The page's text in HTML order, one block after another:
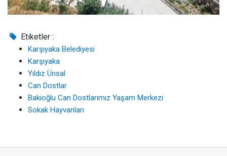
Etiketler :
Karşıyaka Belediyesi
Karşıyaka
Yıldız Ünsal
Can Dostlar
Bakioğlu Can Dostlarımız Yaşam Merkezi
Sokak Hayvanları